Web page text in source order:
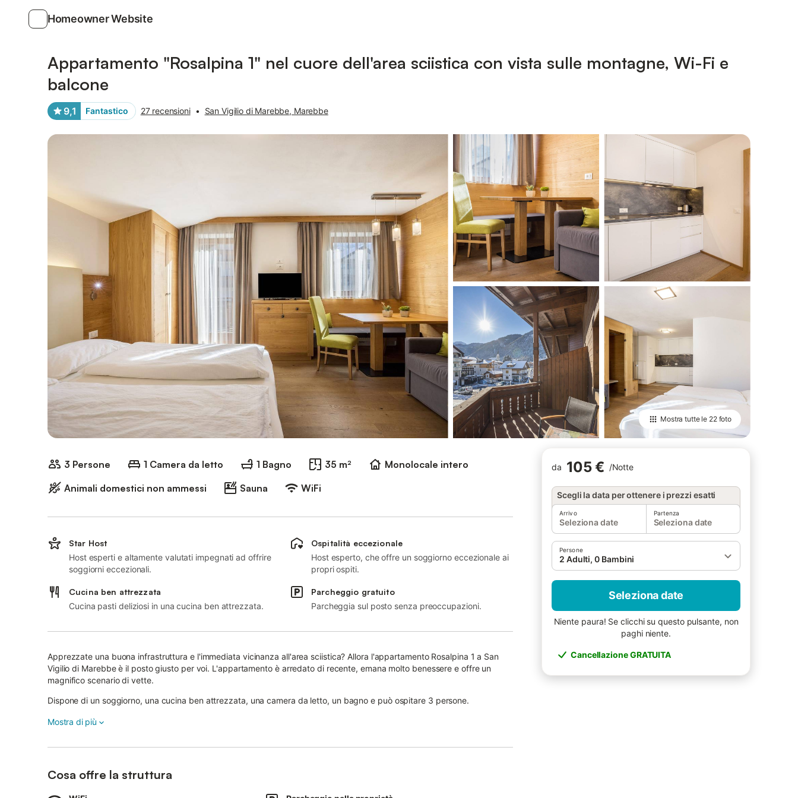
Homeowner Website
Appartamento "Rosalpina 1" nel cuore dell'area sciistica con vista sulle montagne, Wi-Fi e
balcone
9,1 Fantastico 27 recensioni • San Vigilio di Marebbe, Marebbe
Mostra tutte le 22 foto
Foto Servizi Recensioni
3 Persone 1 Camera da letto 1 Bagno 35 m²
Monolocale intero
Animali domestici non ammessi
Sauna WiFi
da 105 € /Notte
Scegli la data per ottenere i prezzi esatti
Arrivo
Seleziona date
Partenza
Seleziona date
Persone
2 Adulti, 0 Bambini
Seleziona date
Niente paura! Se clicchi su questo pulsante, non
paghi niente.
Cancellazione GRATUITA
Star Host
Host esperti e altamente valutati impegnati ad offrire
soggiorni eccezionali.
Ospitalità eccezionale
Host esperto, che offre un soggiorno eccezionale ai
propri ospiti.
Cucina ben attrezzata
Cucina pasti deliziosi in una cucina ben attrezzata.
Parcheggio gratuito
Parcheggia sul posto senza preoccupazioni.
Apprezzate una buona infrastruttura e l'immediata vicinanza all'area sciistica? Allora l'appartamento Rosalpina 1 a San
Vigilio di Marebbe è il posto giusto per voi. L'appartamento è arredato di recente, emana molto benessere e offre un
magnifico scenario di vette.
Dispone di un soggiorno, una cucina ben attrezzata, una camera da letto, un bagno e può ospitare 3 persone.
Tra i servizi aggiuntivi figurano la connessione Wi-Fi e la TV satellitare.
Mostra di più
Cosa offre la struttura